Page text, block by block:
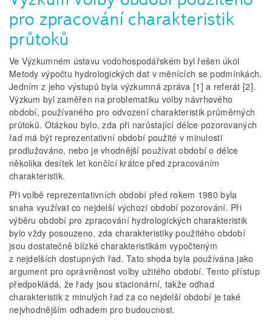
pro zpracování charakteristik
průtoků
Ve Výzkumném ústavu vodohospodářském byl řešen úkol
Metody výpočtu hydrologických dat v měnících se podmínkách.
Jedním z jeho výstupů byla výzkumná zpráva [1] a referát [2].
Výzkum byl zaměřen na problematiku volby návrhového
období, používaného pro odvození charakteristik průměrných
průtoků. Otázkou bylo, zda při narůstající délce pozorovaných
řad má být reprezentativní období použité v minulosti
prodlužováno, nebo je vhodnější používat období o délce
několika desítek let končící krátce před zpracováním
charakteristik.
Při volbě reprezentativních období před rokem 1980 byla
snaha využívat co nejdelší výchozí období pozorování. Při
výběru období pro zpracování hydrologických charakteristik
bylo vždy posouzeno, zda charakteristiky použitého období
jsou dostatečně blízké charakteristikám vypočteným
z nejdelších dostupných řad. Tato shoda byla používána jako
argument pro oprávněnost volby užitého období. Tento přístup
předpokládá, že řady jsou stacionární, takže odhad
charakteristik z minulých řad za co nejdelší období je také
nejvhodnějším odhadem pro budoucnost.